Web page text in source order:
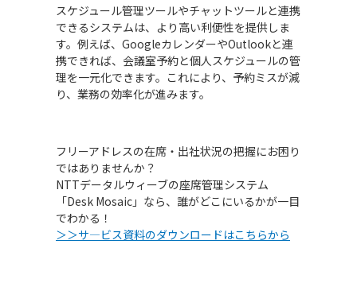
スケジュール管理ツールやチャットツールと連携
できるシステムは、より高い利便性を提供しま
す。例えば、GoogleカレンダーやOutlookと連
携できれば、会議室予約と個人スケジュールの管
理を一元化できます。これにより、予約ミスが減
り、業務の効率化が進みます。
フリーアドレスの在席・出社状況の把握にお困り
ではありませんか？
NTTデータルウィーブの座席管理システム
「Desk Mosaic」なら、誰がどこにいるかが一目
でわかる！
＞＞サ―ビス資料のダウンロードはこちらから